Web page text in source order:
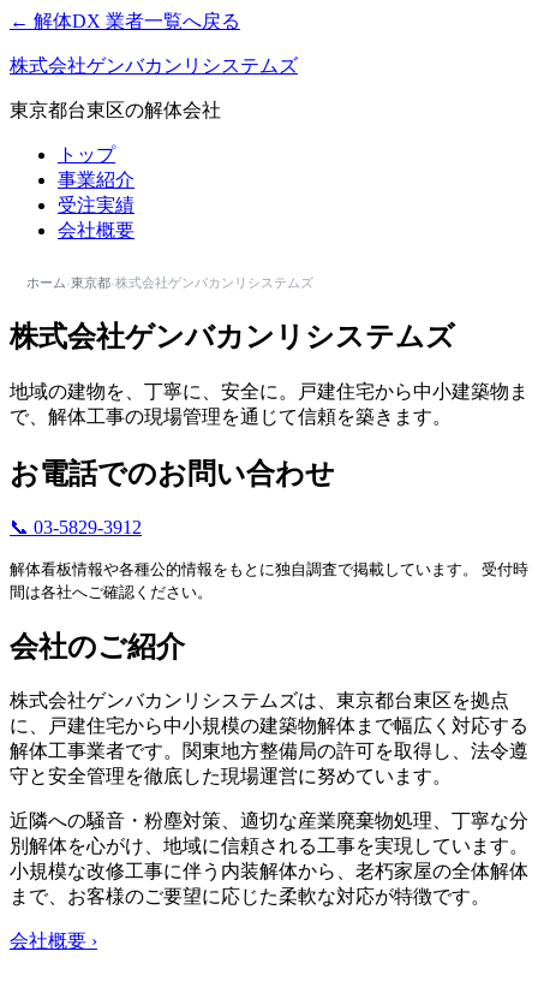
← 解体DX 業者一覧へ戻る
株式会社ゲンバカンリシステムズ
東京都台東区の解体会社
トップ
事業紹介
受注実績
会社概要
ホーム›東京都›株式会社ゲンバカンリシステムズ
株式会社ゲンバカンリシステムズ
地域の建物を、丁寧に、安全に。戸建住宅から中小建築物ま
で、解体工事の現場管理を通じて信頼を築きます。
お電話でのお問い合わせ
📞 03-5829-3912
解体看板情報や各種公的情報をもとに独自調査で掲載しています。 受付時
間は各社へご確認ください。
会社のご紹介
株式会社ゲンバカンリシステムズは、東京都台東区を拠点
に、戸建住宅から中小規模の建築物解体まで幅広く対応する
解体工事業者です。関東地方整備局の許可を取得し、法令遵
守と安全管理を徹底した現場運営に努めています。
近隣への騒音・粉塵対策、適切な産業廃棄物処理、丁寧な分
別解体を心がけ、地域に信頼される工事を実現しています。
小規模な改修工事に伴う内装解体から、老朽家屋の全体解体
まで、お客様のご要望に応じた柔軟な対応が特徴です。
会社概要 ›